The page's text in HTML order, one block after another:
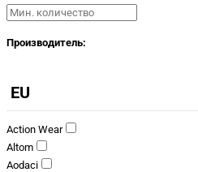
Производитель:
EU
Action Wear
Altom
Aodaci